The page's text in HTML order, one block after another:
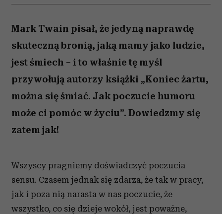
Mark Twain pisał, że jedyną naprawdę
skuteczną bronią, jaką mamy jako ludzie,
jest śmiech – i to właśnie tę myśl
przywołują autorzy książki „Koniec żartu,
można się śmiać. Jak poczucie humoru
może ci pomóc w życiu”. Dowiedzmy się
zatem jak!
Wszyscy pragniemy doświadczyć poczucia
sensu. Czasem jednak się zdarza, że tak w pracy,
jak i poza nią narasta w nas poczucie, że
wszystko, co się dzieje wokół, jest poważne,